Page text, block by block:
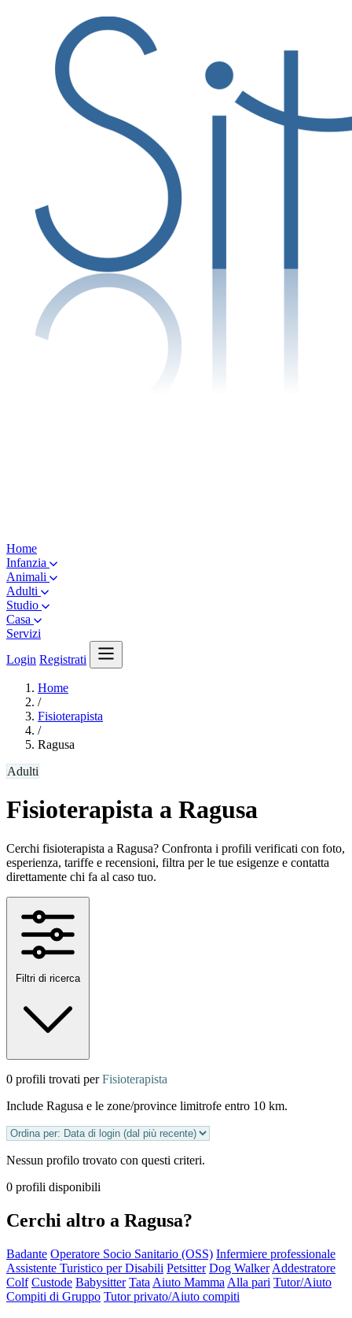
Home
Infanzia
Animali
Adulti
Studio
Casa
Servizi
Login Registrati
Home
/
Fisioterapista
/
Ragusa
Adulti
Fisioterapista a Ragusa
Cerchi fisioterapista a Ragusa? Confronta i profili verificati con foto,
esperienza, tariffe e recensioni, filtra per le tue esigenze e contatta
direttamente chi fa al caso tuo.
Filtri di ricerca
0 profili trovati perFisioterapista
Include Ragusa e le zone/province limitrofe entro 10 km.
Nessun profilo trovato con questi criteri.
0 profili disponibili
Cerchi altro a Ragusa?
Badante Operatore Socio Sanitario (OSS) Infermiere professionale
Assistente Turistico per Disabili Petsitter Dog Walker Addestratore
Colf Custode Babysitter Tata Aiuto Mamma Alla pari Tutor/Aiuto
Compiti di Gruppo Tutor privato/Aiuto compiti